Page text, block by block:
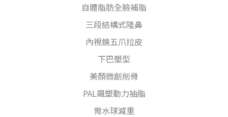
自體脂肪全臉補脂
三段結構式隆鼻
內視鏡五爪拉皮
下巴塑型
美顏微創削骨
PAL飆塑動力抽脂
胃水球減重